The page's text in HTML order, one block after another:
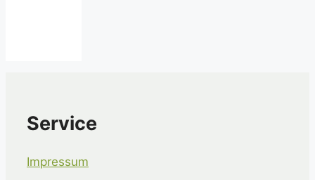
Service
Impressum